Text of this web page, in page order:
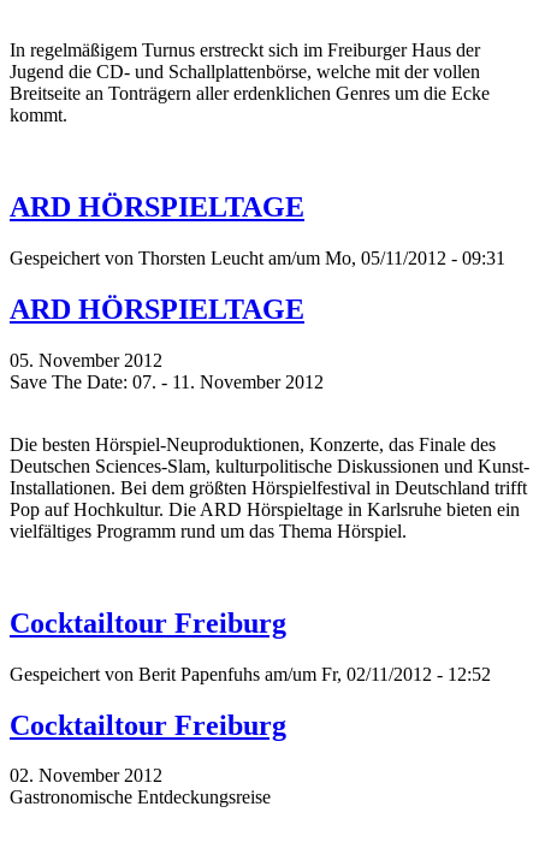
In regelmäßigem Turnus erstreckt sich im Freiburger Haus der
Jugend die CD- und Schallplattenbörse, welche mit der vollen
Breitseite an Tonträgern aller erdenklichen Genres um die Ecke
kommt.
ARD HÖRSPIELTAGE
Gespeichert von Thorsten Leucht am/um Mo, 05/11/2012 - 09:31
ARD HÖRSPIELTAGE
05. November 2012
Save The Date: 07. - 11. November 2012
Die besten Hörspiel-Neuproduktionen, Konzerte, das Finale des
Deutschen Sciences-Slam, kulturpolitische Diskussionen und Kunst-
Installationen. Bei dem größten Hörspielfestival in Deutschland trifft
Pop auf Hochkultur. Die ARD Hörspieltage in Karlsruhe bieten ein
vielfältiges Programm rund um das Thema Hörspiel.
Cocktailtour Freiburg
Gespeichert von Berit Papenfuhs am/um Fr, 02/11/2012 - 12:52
Cocktailtour Freiburg
02. November 2012
Gastronomische Entdeckungsreise